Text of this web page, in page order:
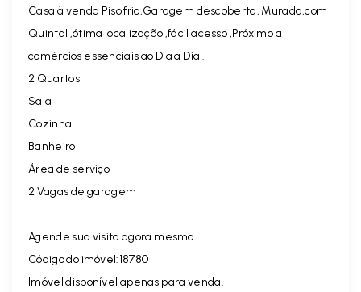
Casa à venda Piso frio,Garagem descoberta, Murada,com
Quintal ,ótima localização ,fácil acesso ,Próximo a
comércios essenciais ao Dia a Dia .
2 Quartos
Sala
Cozinha
Banheiro
Área de serviço
2 Vagas de garagem
Agende sua visita agora mesmo.
Código do imóvel:18780
Imóvel disponível apenas para venda.